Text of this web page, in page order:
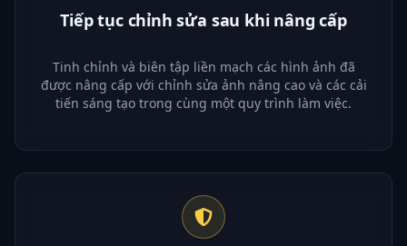
Tiếp tục chỉnh sửa sau khi nâng cấp
Tinh chỉnh và biên tập liền mạch các hình ảnh đã
được nâng cấp với chỉnh sửa ảnh nâng cao và các cải
tiến sáng tạo trong cùng một quy trình làm việc.